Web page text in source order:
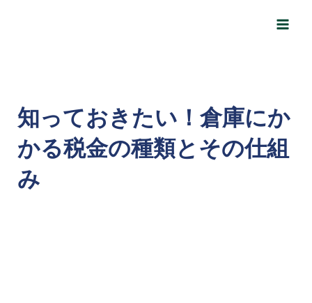
Main
知っておきたい！倉庫にか
かる税金の種類とその仕組
み